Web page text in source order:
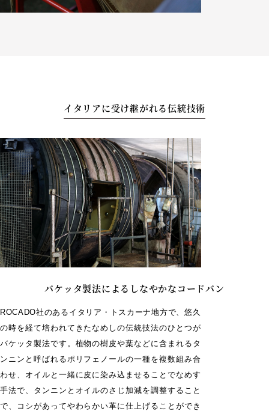
イタリアに受け継がれる伝統技術
バケッタ製法によるしなやかなコードバン
ROCADO社のあるイタリア・トスカーナ地方で、悠久
の時を経て培われてきたなめしの伝統技法のひとつが
バケッタ製法です。植物の樹皮や葉などに含まれるタ
ンニンと呼ばれるポリフェノールの一種を複数組み合
わせ、オイルと一緒に皮に染み込ませることでなめす
手法で、タンニンとオイルのさじ加減を調整すること
で、コシがあってやわらかい革に仕上げることができ